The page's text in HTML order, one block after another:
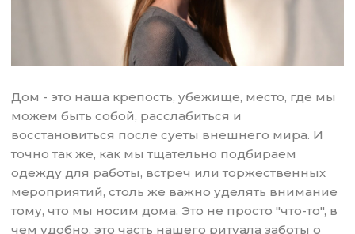
Дом - это наша крепость, убежище, место, где мы
можем быть собой, расслабиться и
восстановиться после суеты внешнего мира. И
точно так же, как мы тщательно подбираем
одежду для работы, встреч или торжественных
мероприятий, столь же важно уделять внимание
тому, что мы носим дома. Это не просто "что-то", в
чем удобно, это часть нашего ритуала заботы о